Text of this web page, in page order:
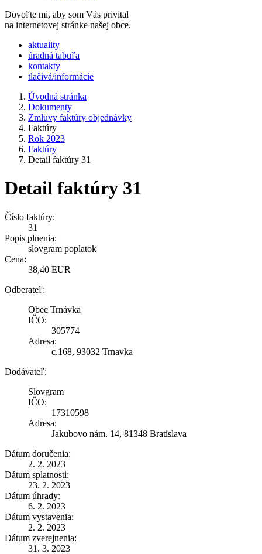
Dovoľte mi, aby som Vás privítal
na internetovej stránke našej obce.
​​aktuality
úradná tabuľa
kontakty
tlačivá/informácie
Úvodná stránka
Dokumenty
Zmluvy faktúry objednávky
Faktúry
Rok 2023
Faktúry
Detail faktúry 31
Detail faktúry 31
Číslo faktúry:
31
Popis plnenia:
slovgram poplatok
Cena:
38,40 EUR
Odberateľ:
Obec Trnávka
IČO:
305774
Adresa:
c.168, 93032 Trnavka
Dodávateľ:
Slovgram
IČO:
17310598
Adresa:
Jakubovo nám. 14, 81348 Bratislava
Dátum doručenia:
2. 2. 2023
Dátum splatnosti:
23. 2. 2023
Dátum úhrady:
6. 2. 2023
Dátum vystavenia:
2. 2. 2023
Dátum zverejnenia:
31. 3. 2023